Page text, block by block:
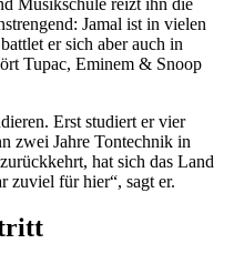
Jamal ist in vielen
er sich aber auch in
Tupac, Eminem & Snoop
Erst studiert er vier
zwei Jahre Tontechnik in
hat sich das Land
zuviel für hier“, sagt er.